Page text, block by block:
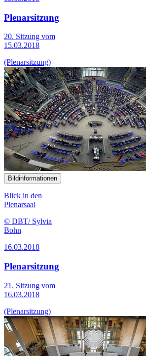
Plenarsitzung
20. Sitzung vom
15.03.2018
(Plenarsitzung)
Bildinformationen
Blick in den
Plenarsaal
© DBT/ Sylvia
Bohn
16.03.2018
Plenarsitzung
21. Sitzung vom
16.03.2018
(Plenarsitzung)